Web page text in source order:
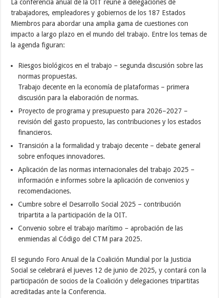
La conferencia anual de la OIT reúne a delegaciones de
trabajadores, empleadores y gobiernos de los 187 Estados
Miembros para abordar una amplia gama de cuestiones con
impacto a largo plazo en el mundo del trabajo. Entre los temas de
la agenda figuran:
Riesgos biológicos en el trabajo – segunda discusión sobre las
normas propuestas.
Trabajo decente en la economía de plataformas – primera
discusión para la elaboración de normas.
Proyecto de programa y presupuesto para 2026–2027 –
revisión del gasto propuesto, las contribuciones y los estados
financieros.
Transición a la formalidad y trabajo decente – debate general
sobre enfoques innovadores.
Aplicación de las normas internacionales del trabajo 2025 –
información e informes sobre la aplicación de convenios y
recomendaciones.
Cumbre sobre el Desarrollo Social 2025 – contribución
tripartita a la participación de la OIT.
Convenio sobre el trabajo marítimo – aprobación de las
enmiendas al Código del CTM para 2025.
El segundo Foro Anual de la Coalición Mundial por la Justicia
Social se celebrará el jueves 12 de junio de 2025, y contará con la
participación de socios de la Coalición y delegaciones tripartitas
acreditadas ante la Conferencia.